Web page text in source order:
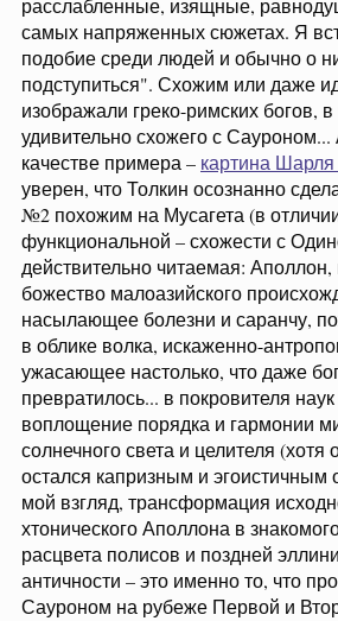
расслабленные, изящные,
самых напряженных сюжетах. Я
подобие среди людей и обычно о
подступиться". Схожим или даже
изображали греко-римских богов, в
удивительно схожего с
качестве примера – картина
уверен, что Толкин осознанно
№2 похожим на Мусагета (в
функциональной – схожести с
действительно читаемая: Аполлон,
божество малоазийского
насылающее болезни и саранчу,
в облике волка, искаженно-
ужасающее настолько, что даже
превратилось... в покровителя наук
воплощение порядка и гармонии
солнечного света и целителя (хотя
остался капризным и
мой взгляд, трансформация
хтонического Аполлона в
расцвета полисов и поздней
античности – это именно то, что
Сауроном на рубеже Первой и